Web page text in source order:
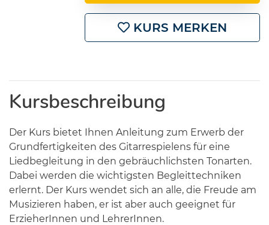
KURS MERKEN
Kursbeschreibung
Der Kurs bietet Ihnen Anleitung zum Erwerb der
Grundfertigkeiten des Gitarrespielens für eine
Liedbegleitung in den gebräuchlichsten Tonarten.
Dabei werden die wichtigsten Begleittechniken
erlernt. Der Kurs wendet sich an alle, die Freude am
Musizieren haben, er ist aber auch geeignet für
ErzieherInnen und LehrerInnen.